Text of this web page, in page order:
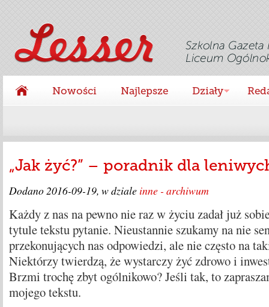
Nowości Najlepsze Działy
„Jak żyć?” – poradnik dla
Dodano2016-09-19, w dziale inne - archiwum
Każdy z nas na pewno nie raz w życiu zadał już
tytule tekstu pytanie. Nieustannie szukamy na nie
przekonujących nas odpowiedzi, ale nie często na
Niektórzy twierdzą, że wystarczy żyć zdrowo i
Brzmi trochę zbyt ogólnikowo? Jeśli tak, to
mojego tekstu.